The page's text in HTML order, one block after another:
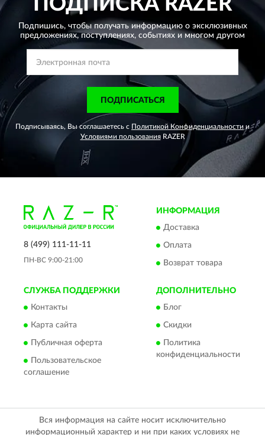
ПОДПИСКАRAZER
Подпишись, чтобы получать информацию о эксклюзивных
предложениях,поступлениях, событиях и многом другом
ПОДПИСАТЬСЯ
Подписываясь, Вы соглашаетесь с Политикой Конфиденциальности и
Условиями пользованияRAZER
8 (499) 111-11-11
ПН-ВС 9:00-21:00
ИНФОРМАЦИЯ
Доставка
Оплата
Возврат товара
СЛУЖБА ПОДДЕРЖКИ
Контакты
Карта сайта
Публичная оферта
Пользовательское
соглашение
ДОПОЛНИТЕЛЬНО
Блог
Скидки
Политика
конфиденциальности
Вся информация на сайте носит исключительно
информационный характер и ни при каких условиях не